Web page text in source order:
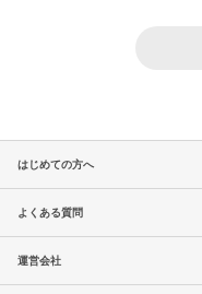
はじめての方へ
よくある質問
運営会社